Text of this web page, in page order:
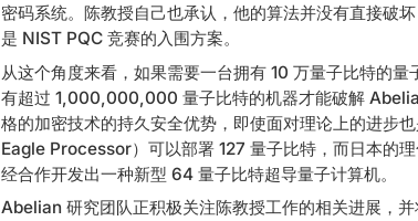
密码系统。陈教授自己也承认，他的算法并没有直接
是 NIST PQC 竞赛的入围方案。
从这个角度来看，如果需要一台拥有 10 万量子比特的
有超过 1,000,000,000 量子比特的机器才能破解
格的加密技术的持久安全优势，即使面对理论上的进步
Eagle Processor）可以部署 127 量子比特，而日本的
经合作开发出一种新型 64 量子比特超导量子计算机。
Abelian 研究团队正积极关注陈教授工作的相关进展，